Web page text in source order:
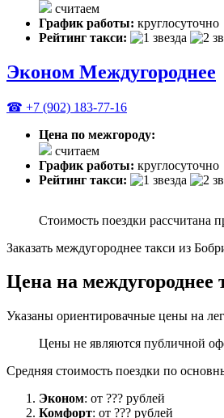
считаем
График работы: круглосуточно
Рейтинг такси:
Эконом Междугороднее
☎ +7 (902) 183-77-16
Цена по межгороду:
считаем
График работы: круглосуточно
Рейтинг такси:
Стоимость поездки рассчитана
Заказать междугороднее такси из
Цена на междугороднее
Указаны ориентировачные цены на
Цены не являются публичной
Средняя стоимость поездки по
Эконом: от ??? рублей
Комфорт: от ??? рублей